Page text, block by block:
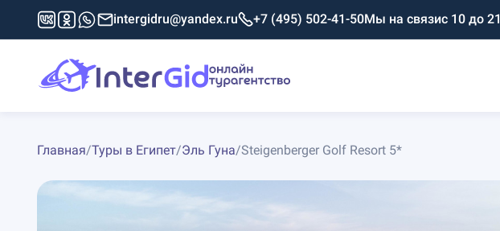
intergidru@yandex.ru +7 (495) 502-41-50Мы на связис 10 до 21
Главная/Туры в Египет/Эль Гуна/Steigenberger Golf Resort 5*